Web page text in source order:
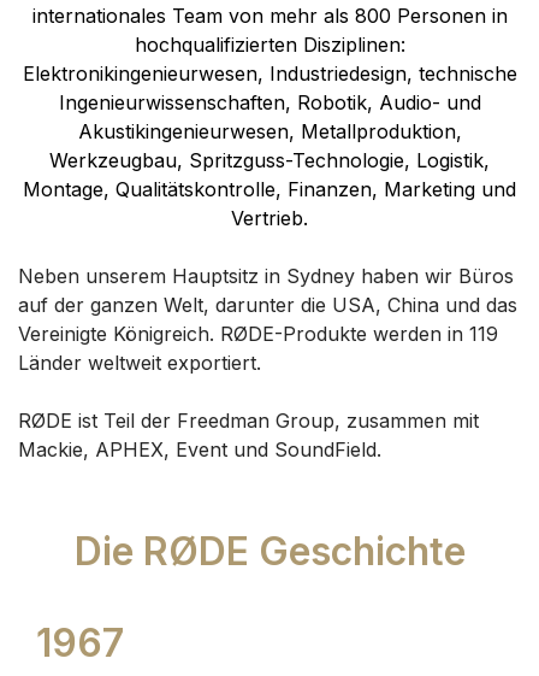
internationales Team von mehr als 800 Personen in
hochqualifizierten Disziplinen:
Elektronikingenieurwesen, Industriedesign, technische
Ingenieurwissenschaften, Robotik, Audio- und
Akustikingenieurwesen, Metallproduktion,
Werkzeugbau, Spritzguss-Technologie, Logistik,
Montage, Qualitätskontrolle, Finanzen, Marketing und
Vertrieb.
Neben unserem Hauptsitz in Sydney haben wir Büros
auf der ganzen Welt, darunter die USA, China und das
Vereinigte Königreich. RØDE-Produkte werden in 119
Länder weltweit exportiert.
RØDE ist Teil der Freedman Group, zusammen mit
Mackie, APHEX, Event und SoundField.
Die RØDE Geschichte
1967